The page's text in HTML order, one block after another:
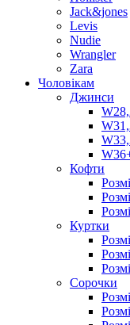
Jack&jones
Levis
Nudie
Wrangler
Zara
Чоловікам
Джинси
Кофти
Куртки
Сорочки